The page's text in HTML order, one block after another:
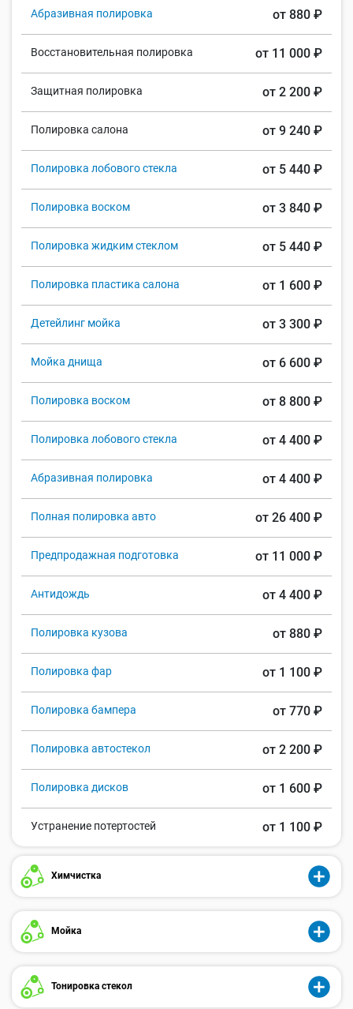
Абразивная полировка от 880 ₽
Восстановительная полировка от 11 000 ₽
Защитная полировка от 2 200 ₽
Полировка салона от 9 240 ₽
Полировка лобового стекла от 5 440 ₽
Полировка воском от 3 840 ₽
Полировка жидким стеклом от 5 440 ₽
Полировка пластика салона от 1 600 ₽
Детейлинг мойка от 3 300 ₽
Мойка днища от 6 600 ₽
Полировка воском от 8 800 ₽
Полировка лобового стекла от 4 400 ₽
Абразивная полировка от 4 400 ₽
Полная полировка авто от 26 400 ₽
Предпродажная подготовка от 11 000 ₽
Антидождь от 4 400 ₽
Полировка кузова от 880 ₽
Полировка фар от 1 100 ₽
Полировка бампера от 770 ₽
Полировка автостекол от 2 200 ₽
Полировка дисков от 1 600 ₽
Устранение потертостей от 1 100 ₽
Химчистка
Мойка
Тонировка стекол